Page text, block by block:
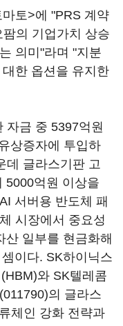
토>에 "PRS 계약
의 기업가치 상승
의미"라며 "지분
한 옵션을 유지한
자금 중 5397억원
상증자에 투입하
데 글라스기판 고
5000억원 이상을
서버용 반도체 패
시장에서 중요성
산 일부를 현금화해
이다. SK하이닉스
와 SK텔레콤
의 글라스
체인 강화 전략과